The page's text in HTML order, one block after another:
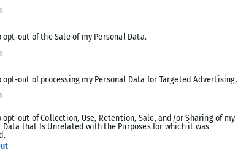
opt-out of the Sale of my Personal Data.
opt-out of processing my Personal Data for Targeted Advertising.
opt-out of Collection, Use, Retention, Sale, and/or Sharing of my
Data that Is Unrelated with the Purposes for which it was